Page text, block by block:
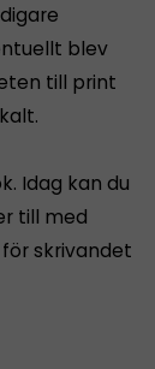
blev
till print
Idag kan du
till med
skrivandet